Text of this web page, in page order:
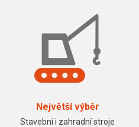
Největší výběr
Stavební i zahradní stroje